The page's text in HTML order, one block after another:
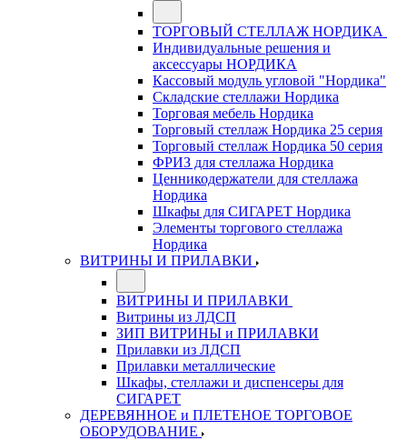
ТОРГОВЫЙ СТЕЛЛАЖ НОРДИКА
Индивидуальные решения и
аксессуары НОРДИКА
Кассовый модуль угловой "Нордика"
Складские стеллажи Нордика
Торговая мебель Нордика
Торговый стеллаж Нордика 25 серия
Торговый стеллаж Нордика 50 серия
ФРИЗ для стеллажа Нордика
Ценникодержатели для стеллажа
Нордика
Шкафы для СИГАРЕТ Нордика
Элементы торгового стеллажа
Нордика
ВИТРИНЫ И ПРИЛАВКИ
ВИТРИНЫ И ПРИЛАВКИ
Витрины из ЛДСП
ЗИП ВИТРИНЫ и ПРИЛАВКИ
Прилавки из ЛДСП
Прилавки металлические
Шкафы, стеллажи и диспенсеры для
СИГАРЕТ
ДЕРЕВЯННОЕ и ПЛЕТЕНОЕ ТОРГОВОЕ
ОБОРУДОВАНИЕ